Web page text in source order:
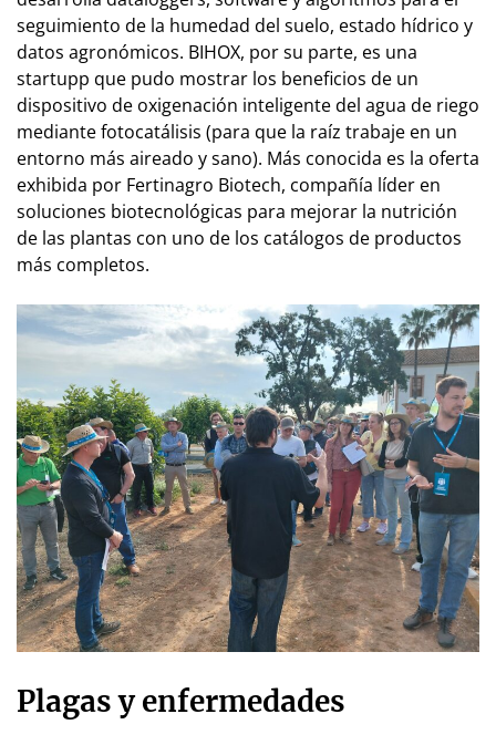
seguimiento de la humedad del suelo, estado hí­drico y
datos agronómicos. BIHOX, por su parte, es una
startupp que pudo mostrar los beneficios de un
dispositivo de oxigenación inteligente del agua de riego
mediante fotocatálisis (para que la raíz trabaje en un
entorno más aireado y sano). Más conocida es la oferta
exhibida por Fertinagro Biotech, compañía líder en
soluciones biotecnológi­cas para me­jorar la nutrición
de las plantas con uno de los catálogos de productos
más completos.
Plagas y enfermedades